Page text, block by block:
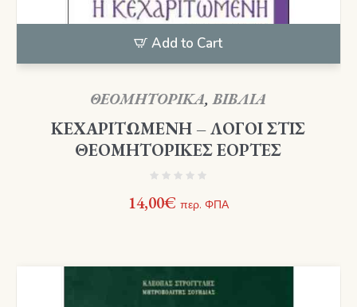
Add to Cart
ΘΕΟΜΗΤΟΡΙΚΑ,ΒΙΒΛΙΑ
ΚΕΧΑΡΙΤΩΜΕΝΗ – ΛΟΓΟΙ ΣΤΙΣ
ΘΕΟΜΗΤΟΡΙΚΕΣ ΕΟΡΤΕΣ
14,00€ περ. ΦΠΑ